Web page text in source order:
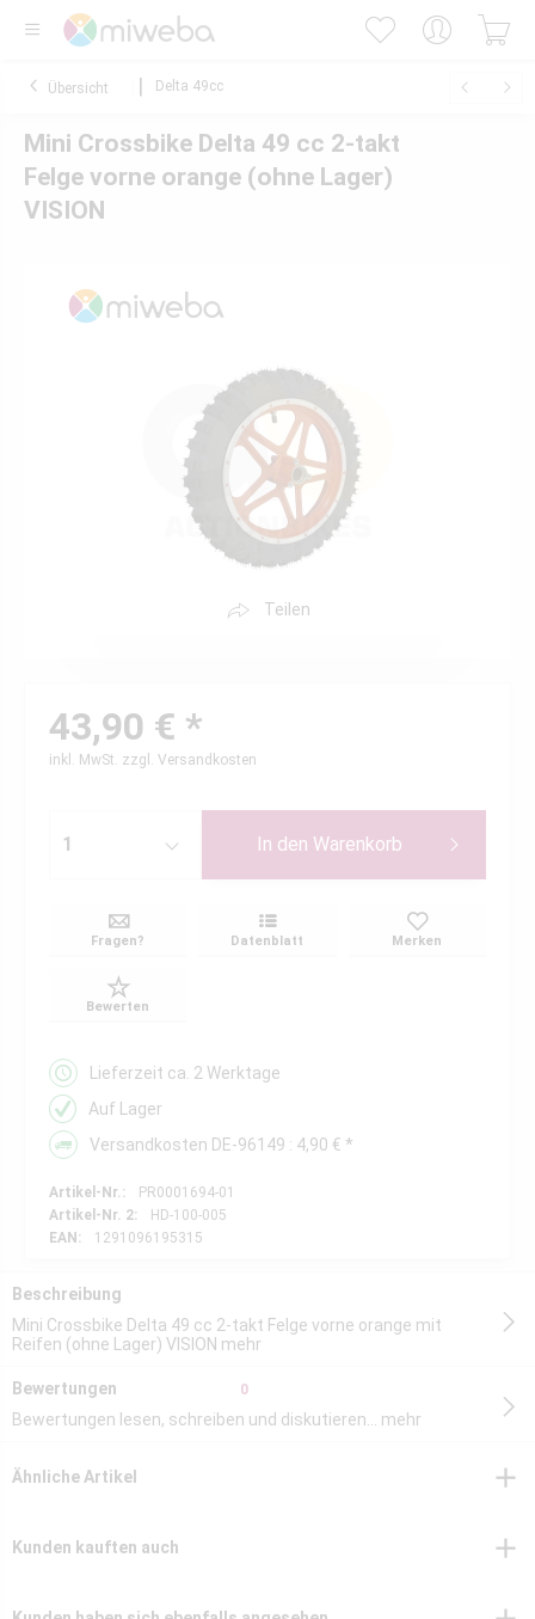
Übersicht Delta 49cc
Mini Crossbike Delta 49 cc 2-takt
Felge vorne orange (ohne Lager)
VISION
Teilen
43,90 € *
inkl. MwSt. zzgl. Versandkosten
In den Warenkorb
Fragen? Datenblatt Merken
Bewerten
Lieferzeit ca. 2 Werktage
Auf Lager
Versandkosten DE-96149 : 4,90 € *
Artikel-Nr.:
PR0001694-01
Artikel-Nr. 2:
HD-100-005
EAN:
1291096195315
Beschreibung
Mini Crossbike Delta 49 cc 2-takt Felge vorne orange mit
Reifen (ohne Lager) VISION mehr
Bewertungen 0
Bewertungen lesen, schreiben und diskutieren... mehr
Ähnliche Artikel
Kunden kauften auch